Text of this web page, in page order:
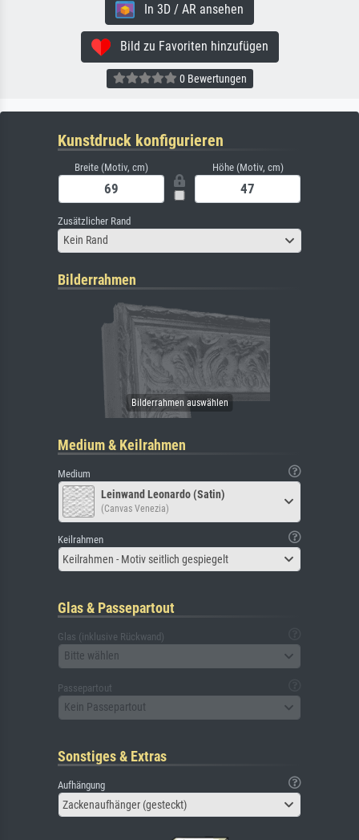
In 3D / AR ansehen
Bild zu Favoriten hinzufügen
0 Bewertungen
Kunstdruck konfigurieren
Breite (Motiv, cm) Höhe (Motiv, cm)
Zusätzlicher Rand
Kein Rand
Bilderrahmen
Medium & Keilrahmen
Medium
Leinwand Leonardo (Satin)
(Canvas Venezia)
Keilrahmen
Keilrahmen - Motiv seitlich gespiegelt
Glas & Passepartout
Glas (inklusive Rückwand)
Bitte wählen
Passepartout
Kein Passepartout
Sonstiges & Extras
Aufhängung
Zackenaufhänger (gesteckt)